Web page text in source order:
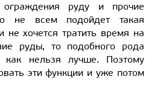
руду и прочие
не всем подойдет такая
не хочется тратить время на
руды, то подобного рода
как нельзя лучше. Поэтому
эти функции и уже потом